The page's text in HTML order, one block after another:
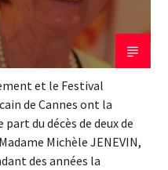
et le Festival
de Cannes ont la
du décès de deux de
Michèle JENEVIN,
des années la